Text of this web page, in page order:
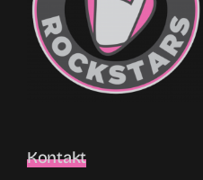
Kontakt